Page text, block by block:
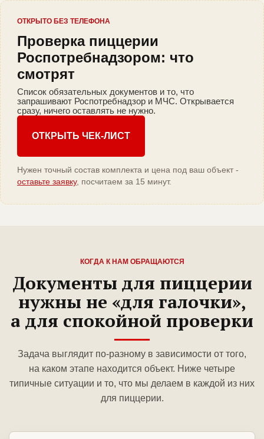
ОТКРЫТО БЕЗ ТЕЛЕФОНА
Проверка пиццерии
Роспотребнадзором: что
смотрят
Список обязательных документов и то, что
запрашивают Роспотребнадзор и МЧС. Открывается
сразу, ничего оставлять не нужно.
ОТКРЫТЬ ЧЕК-ЛИСТ
Нужен точный состав комплекта и цена под ваш объект -
оставьте заявку, посчитаем за 15 минут.
КОГДА К НАМ ОБРАЩАЮТСЯ
Документы для пиццерии
нужны не «для галочки»,
а для спокойной проверки
Задача выглядит по-разному в зависимости от того,
на каком этапе находится объект. Ниже четыре
типичные ситуации и то, что мы делаем в каждой из них
для пиццерии.